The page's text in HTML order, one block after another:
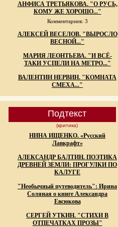
АНФИСА ТРЕТЬЯКОВА. "О РУСЬ,
КОМУ ЖЕ ХОРОШО..."
Комментариев: 3
АЛЕКСЕЙ ВЕСЕЛОВ. "ВЫРОСЛО
ВЕСНОЙ..."
МАРИЯ ЛЕОНТЬЕВА. "И ВСЁ-
ТАКИ УСПЕЛИ НА МЕТРО..."
ВАЛЕНТИН НЕРВИН. "КОМНАТА
СМЕХА..."
Подтекст
(критика)
НИНА ИЩЕНКО. «Русский
Лавкрафт»
АЛЕКСАНДР БАЛТИН. ПОЭТИКА
ДРЕВНЕЙ ЗЕМЛИ: ПРОГУЛКИ ПО
КАЛУГЕ
"Необычный путеводитель": Ирина
Соляная о книге Александра
Евсюкова
СЕРГЕЙ УТКИН. "СТИХИ В
ОТПЕЧАТКАХ ПРОЗЫ"